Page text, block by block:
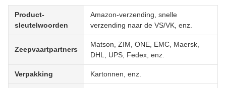
Product-
sleutelwoorden
Amazon-verzending, snelle
verzending naar de VS/VK, enz.
Zeepvaartpartners
Matson, ZIM, ONE, EMC, Maersk,
DHL, UPS, Fedex, enz.
Verpakking Kartonnen, enz.